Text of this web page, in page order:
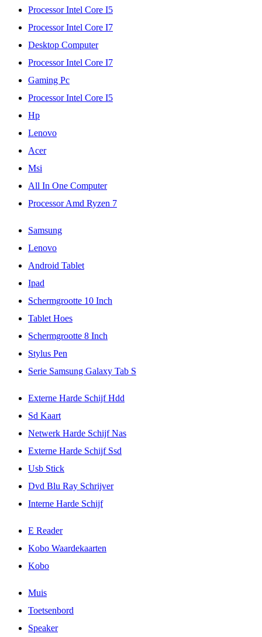
Processor Intel Core I5
Processor Intel Core I7
Desktop Computer
Processor Intel Core I7
Gaming Pc
Processor Intel Core I5
Hp
Lenovo
Acer
Msi
All In One Computer
Processor Amd Ryzen 7
Samsung
Lenovo
Android Tablet
Ipad
Schermgrootte 10 Inch
Tablet Hoes
Schermgrootte 8 Inch
Stylus Pen
Serie Samsung Galaxy Tab S
Externe Harde Schijf Hdd
Sd Kaart
Netwerk Harde Schijf Nas
Externe Harde Schijf Ssd
Usb Stick
Dvd Blu Ray Schrijver
Interne Harde Schijf
E Reader
Kobo Waardekaarten
Kobo
Muis
Toetsenbord
Speaker